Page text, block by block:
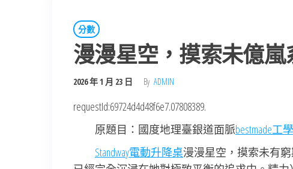
分數
漫漫星空，摸索未億
2026 年 1 月 23 日 By ADMIN
requestId:69724d4d48f6e7.07808389.
原題目：國度地理臺銀道面脈bestmade工
Standway電動升降桌漫漫星空，摸索未有